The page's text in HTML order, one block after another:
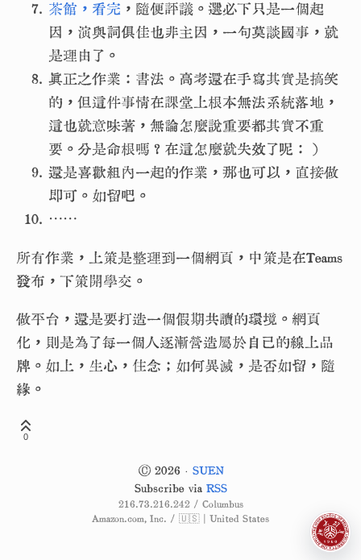
茶館，看完 ，隨便評議。選必下只是一個起
因，演與詞俱佳也非主因，一句莫談國事，就
是理由了。
真正之作業：書法。高考還在手寫其實是搞笑
的，但這件事情在課堂上根本無法系統落地，
這也就意味著，無論怎麼說重要都其實不重
要。分是命根嗎？在這怎麼就失效了呢：）
還是喜歡組內一起的作業，那也可以，直接做
即可。如留吧。
⋯⋯
所有作業，上策是整理到一個網頁，中策是在Teams
發布，下策開學交。
做平台，還是要打造一個假期共讀的環境。網頁
化，則是為了每一個人逐漸營造屬於自己的線上品
牌。如上，生心，住念；如何異滅，是否如留，隨
緣。
0
© 2026 · SUEN
Subscribe via RSS
216.73.216.242 / Columbus
Amazon.com, Inc. / 🇺🇸 | United States